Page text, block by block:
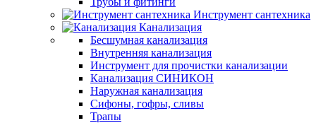
Инструмент сантехника
Канализация
Бесшумная канализация
Внутренняя канализация
Инструмент для прочистки канализации
Канализация СИНИКОН
Наружная канализация
Сифоны, гофры, сливы
Трапы